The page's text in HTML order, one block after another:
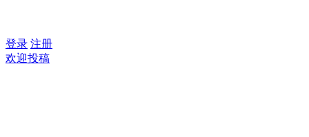
登录 注册
欢迎投稿